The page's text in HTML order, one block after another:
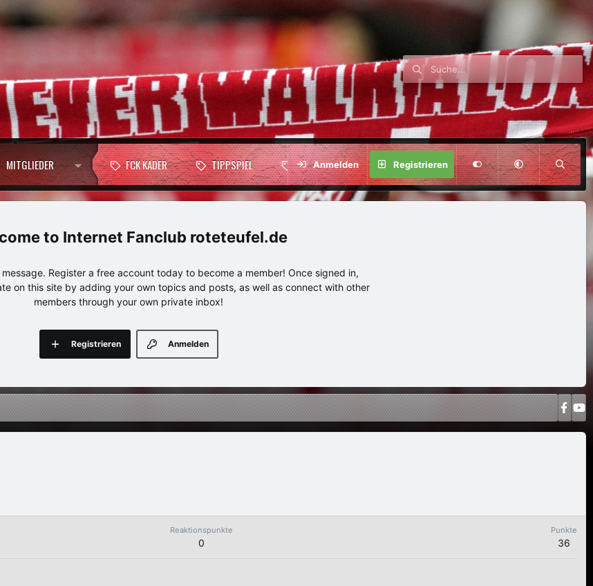
MITGLIEDER FCK KADER TIPPSPIEL SPENDEAnmelden Registrieren
Internet Fanclub roteteufel.de
Register a free account today to become a member! Once signed in,
on this site by adding your own topics and posts, as well as connect with other
members through your own private inbox!
Anmelden
Registrieren
Reaktionspunkte
0
Punkte
36